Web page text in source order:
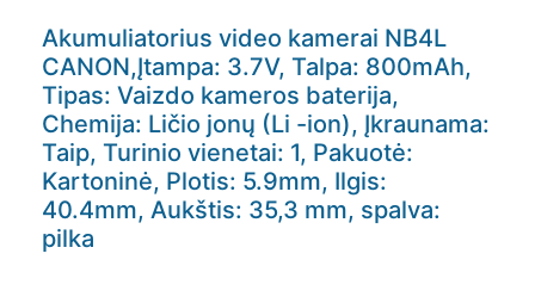
Akumuliatorius video kamerai NB4L
CANON,Įtampa: 3.7V, Talpa: 800mAh,
Tipas: Vaizdo kameros baterija,
Chemija: Ličio jonų (Li -ion), Įkraunama:
Taip, Turinio vienetai: 1, Pakuotė:
Kartoninė, Plotis: 5.9mm, Ilgis:
40.4mm, Aukštis: 35,3 mm, spalva:
pilka